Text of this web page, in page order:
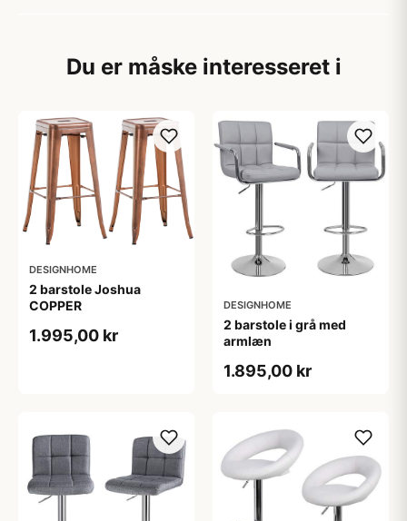
Du er måske interesseret i
DESIGNHOME
2 barstole Joshua
COPPER
1.995,00 kr
DESIGNHOME
2 barstole i grå med
armlæn
1.895,00 kr